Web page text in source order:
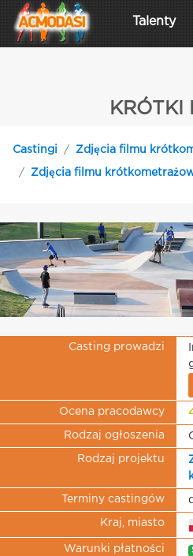
Talenty
KRÓTKI
Castingi Zdjęcia filmu
Zdjęcia filmu
Casting prowadzi
Ocena pracodawcy
Rodzaj ogłoszenia
Rodzaj projektu
Terminy castingów
Kraj, miasto
Warunki płatności